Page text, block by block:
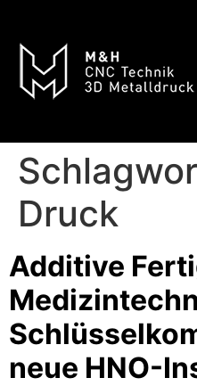
Druck
Additive
neue HNO-